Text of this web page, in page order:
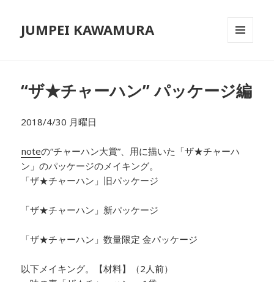
JUMPEI KAWAMURA
ット
“ザ★チャーハン” パッケージ編
2018/4/30 月曜日
noteの“チャーハン大賞”、 用に描いた「ザ★チャーハ
ン」のパッケージのメイキング。
「ザ★チャーハン」旧パッケージ
「ザ★チャーハン」新パッケージ
「ザ★チャーハン」数量限定 金パッケージ
以下メイキング。
【材料】（2人前）